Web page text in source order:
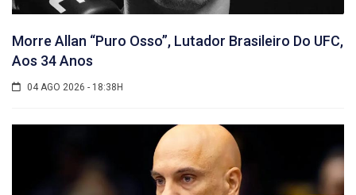
Morre Allan “Puro Osso”, Lutador Brasileiro Do UFC,
Aos 34 Anos
04 AGO 2026 - 18:38H